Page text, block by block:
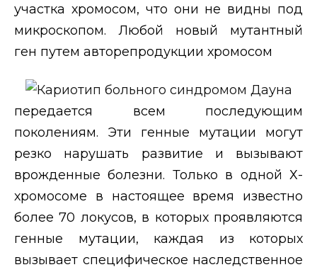
участка хромосом, что они не видны под
микроскопом. Любой новый мутантный
ген путем авторепродукции хромосом
передается всем последующим
поколениям. Эти генные мутации могут
резко нарушать развитие и вызывают
врожденные болезни. Только в одной Х-
хромосоме в настоящее время известно
более 70 локусов, в которых проявляются
генные мутации, каждая из которых
вызывает специфическое наследственное